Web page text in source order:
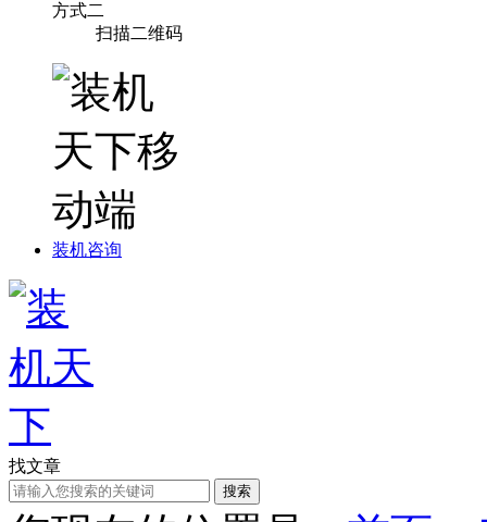
方式二
扫描二维码
装机咨询
找文章
搜索